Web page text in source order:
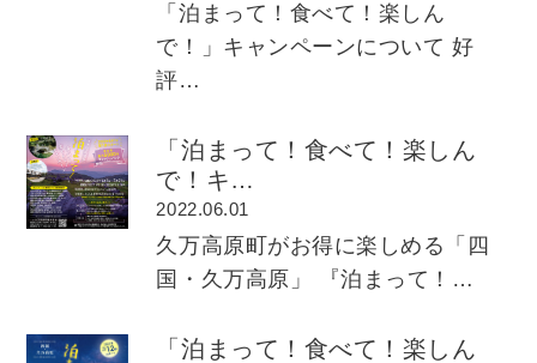
「泊まって！食べて！楽しん
で！」キャンペーンについて 好
評…
「泊まって！食べて！楽しん
で！キ…
2022.06.01
久万高原町がお得に楽しめる「四
国・久万高原」 『泊まって！…
「泊まって！食べて！楽しん